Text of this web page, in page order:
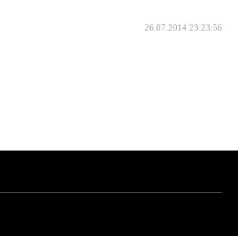
26.07.2014 23:23:56